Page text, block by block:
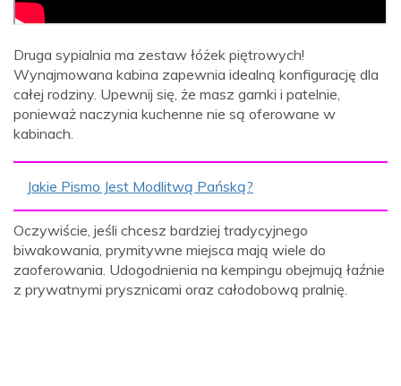
Druga sypialnia ma zestaw łóżek piętrowych!
Wynajmowana kabina zapewnia idealną konfigurację dla
całej rodziny. Upewnij się, że masz garnki i patelnie,
ponieważ naczynia kuchenne nie są oferowane w
kabinach.
Jakie Pismo Jest Modlitwą Pańską?
Oczywiście, jeśli chcesz bardziej tradycyjnego
biwakowania, prymitywne miejsca mają wiele do
zaoferowania. Udogodnienia na kempingu obejmują łaźnie
z prywatnymi prysznicami oraz całodobową pralnię.